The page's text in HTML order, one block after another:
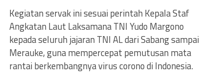
Kegiatan servak ini sesuai perintah Kepala Staf
Angkatan Laut Laksamana TNI Yudo Margono
kepada seluruh jajaran TNI AL dari Sabang sampai
Merauke, guna mempercepat pemutusan mata
rantai berkembangnya virus corono di Indonesia.